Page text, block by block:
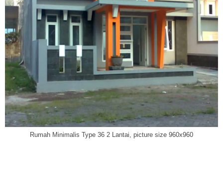
Rumah Minimalis Type 36 2 Lantai, picture size 960x960